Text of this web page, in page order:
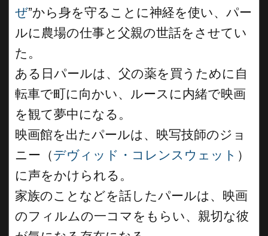
ぜ”から身を守ることに神経を使い、パー
ルに農場の仕事と父親の世話をさせてい
た。
ある日パールは、父の薬を買うために自
転車で町に向かい、ルースに内緒で映画
を観て夢中になる。
映画館を出たパールは、映写技師のジョ
ニー（デヴィッド・コレンスウェット ）
に声をかけられる。
家族のことなどを話したパールは、映画
のフィルムの一コマをもらい、親切な彼